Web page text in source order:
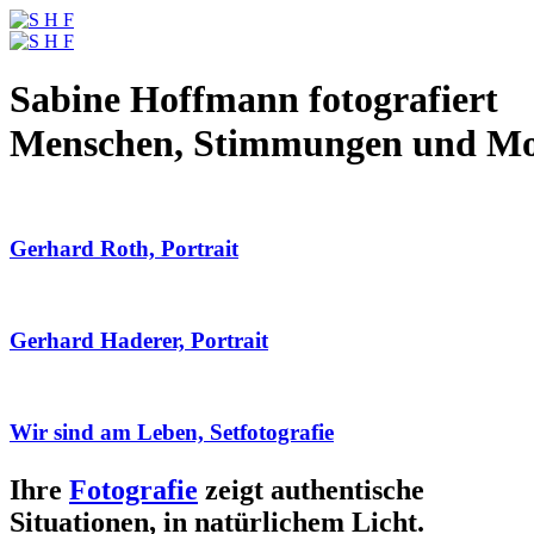
Sabine Hoffmann fotografiert
Menschen, Stimmungen und
Gerhard Roth, Portrait
Gerhard Haderer, Portrait
Wir sind am Leben, Setfotografie
Ihre Fotografie zeigt authentische
Situationen, in natürlichem Licht.